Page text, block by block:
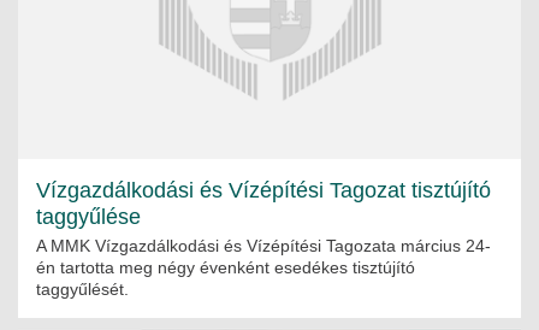
Vízgazdálkodási és Vízépítési Tagozat tisztújító
taggyűlése
A MMK Vízgazdálkodási és Vízépítési Tagozata március 24-
én tartotta meg négy évenként esedékes tisztújító
taggyűlését.